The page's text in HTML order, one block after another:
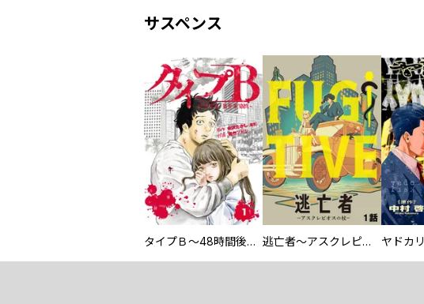
サスペンス
タイプＢ～48時間後、致死率100％～【単話】 逃亡者～アスクレピオスの杖～ ヤドカリ